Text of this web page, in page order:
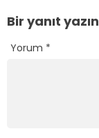
Bir yanıt yazın
Yorum *